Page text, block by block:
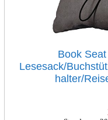
Book
Lesesack/
halter/